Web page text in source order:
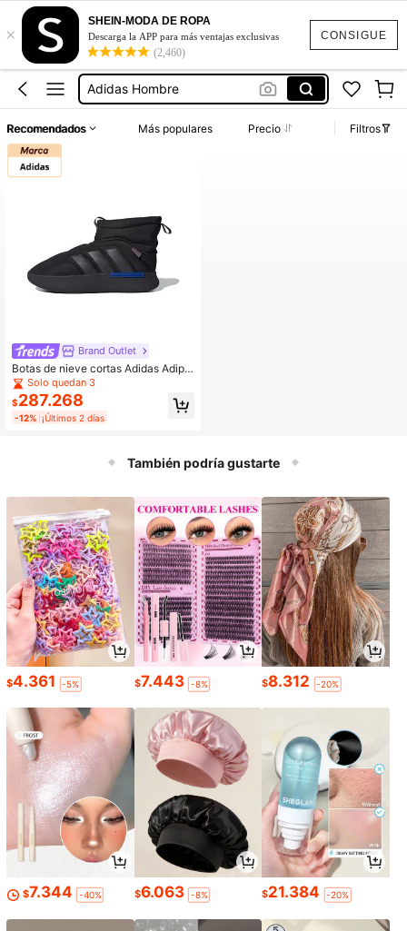
CONSIGUE
×
SHEIN-MODA DE ROPA
Descarga la APP para más ventajas exclusivas
(2,460)
Vestidos Elegantes Para Fiesta
Adidas
Adidas Mujer
Adidas Hombre
Recomendados Más populares Precio Filtros
Brand Outlet
Botas de nieve cortas Adidas Adipu
ff, cálidas, duraderas, antideslizante
s y cómodas, unisex, color negro
Solo quedan 3
$287.268
-12% ¡Últimos 2 días
También podría gustarte
$4.361 -5% $7.443 -8% $8.312 -20%
$7.344 -40% $6.063 -8% $21.384 -20%